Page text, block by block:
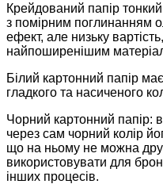
Крейдований папір
з помірним поглинанням
ефект, але низьку
найпоширенішим
Білий картонний папір
гладкого та насиченого
Чорний картонний папір:
через сам чорний колір
що на ньому не можна
використовувати для
інших процесів.